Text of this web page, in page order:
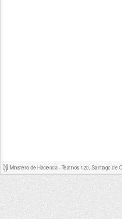
Ministerio de Hacienda - Teatinos 120, Santiago de